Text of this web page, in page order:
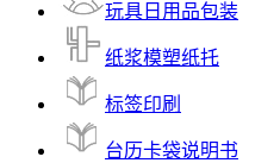
玩具日用品包装
纸浆模塑纸托
标签印刷
台历卡袋说明书